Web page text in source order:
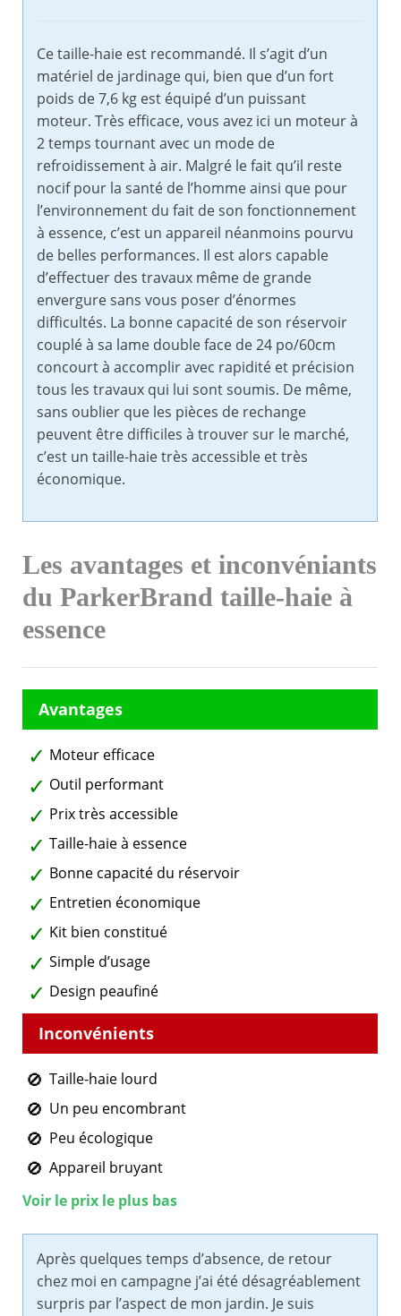
Ce taille-haie est recommandé. Il s’agit d’un
matériel de jardinage qui, bien que d’un fort
poids de 7,6 kg est équipé d’un puissant
moteur. Très efficace, vous avez ici un moteur à
2 temps tournant avec un mode de
refroidissement à air. Malgré le fait qu’il reste
nocif pour la santé de l’homme ainsi que pour
l’environnement du fait de son fonctionnement
à essence, c’est un appareil néanmoins pourvu
de belles performances. Il est alors capable
d’effectuer des travaux même de grande
envergure sans vous poser d’énormes
difficultés. La bonne capacité de son réservoir
couplé à sa lame double face de 24 po/60cm
concourt à accomplir avec rapidité et précision
tous les travaux qui lui sont soumis. De même,
sans oublier que les pièces de rechange
peuvent être difficiles à trouver sur le marché,
c’est un taille-haie très accessible et très
économique.
Les avantages et inconvéniants
du ParkerBrand taille-haie à
essence
Moteur efficace
Outil performant
Prix très accessible
Taille-haie à essence
Bonne capacité du réservoir
Entretien économique
Kit bien constitué
Simple d’usage
Design peaufiné
Taille-haie lourd
Un peu encombrant
Peu écologique
Appareil bruyant
Voir le prix le plus bas
Après quelques temps d’absence, de retour
chez moi en campagne j’ai été désagréablement
surpris par l’aspect de mon jardin. Je suis